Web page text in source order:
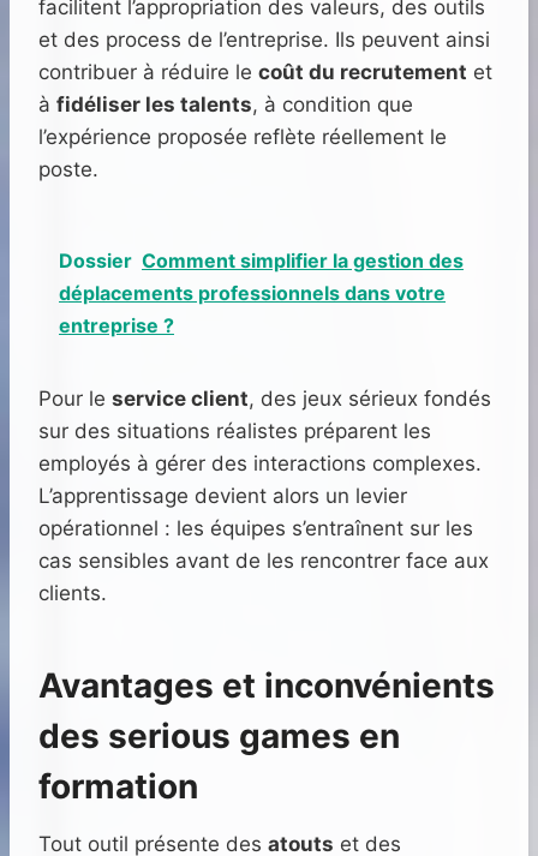
facilitent l’appropriation des valeurs, des outils
et des process de l’entreprise. Ils peuvent ainsi
contribuer à réduire le coût du recrutement et
à fidéliser les talents, à condition que
l’expérience proposée reflète réellement le
poste.
Dossier Comment simplifier la gestion des
déplacements professionnels dans votre
entreprise ?
Pour le service client, des jeux sérieux fondés
sur des situations réalistes préparent les
employés à gérer des interactions complexes.
L’apprentissage devient alors un levier
opérationnel : les équipes s’entraînent sur les
cas sensibles avant de les rencontrer face aux
clients.
Avantages et inconvénients
des serious games en
formation
Tout outil présente des atouts et des